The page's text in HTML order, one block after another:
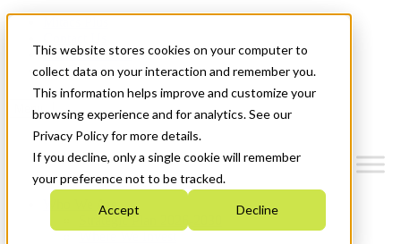
This website stores cookies on your computer to
collect data on your interaction and remember you.
This information helps improve and customize your
browsing experience and for analytics. See our
Privacy Policy for more details.
If you decline, only a single cookie will remember
your preference not to be tracked.
Accept Decline
News & Events
Get Started
Menu
Who We Are
Strategic Plan 2026-2030